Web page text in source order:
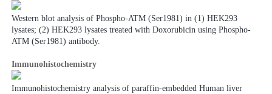
Western blot analysis of Phospho-ATM (Ser1981) in (1) HEK293
lysates; (2) HEK293 lysates treated with Doxorubicin using Phospho-
ATM (Ser1981) antibody.
Immunohistochemistry
Immunohistochemistry analysis of paraffin-embedded Human liver